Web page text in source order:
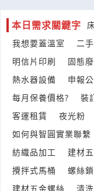
您好～想請問你們有
大陸製童裝準備清倉
有整理好。如果有收
謝謝😊
產業:服飾配件零售
來自:本OO有OO司
時間:08/07 13:25
過敏原檢測費用?
來自:張OO 詢價
時間:08/07 13:20
舞蹈個人服裝訂製
本日需求關鍵字
我想要蓋溫室
二
明信片印刷
固態
熱水器設備
申報
每月保養價格?
裝
客運租賃
夜光粉
如何與智圓實業聯繫
紡織品加工
建材
攪拌式馬桶
螺絲
建材五金螺絲
清